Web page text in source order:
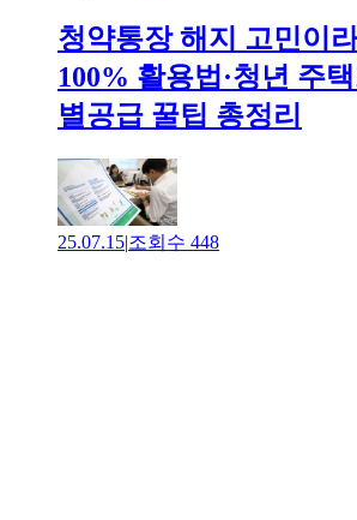
청약통장 해지 고민이
100% 활용법·청년 주
별공급 꿀팁 총정리
25.07.15|조회수 448